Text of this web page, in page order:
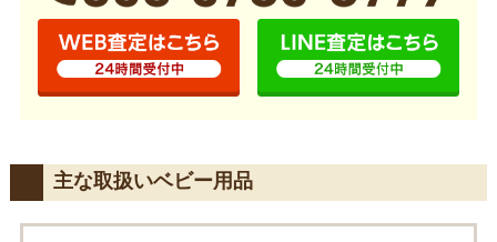
主な取扱いベビー用品